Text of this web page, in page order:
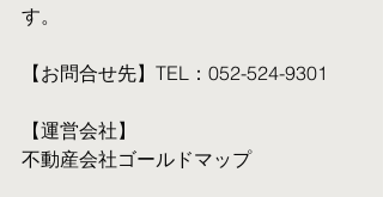
す。
【お問合せ先】TEL：052-524-9301
【運営会社】
不動産会社ゴールドマップ